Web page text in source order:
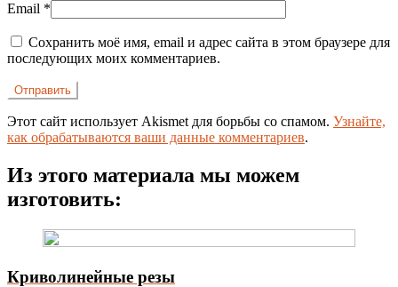
Email *
Сохранить моё имя, email и адрес сайта в этом браузере для
последующих моих комментариев.
Этот сайт использует Akismet для борьбы со спамом. Узнайте,
как обрабатываются ваши данные комментариев.
Из этого материала мы можем
изготовить:
Криволинейные резы